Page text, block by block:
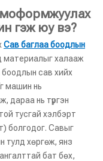
гэж юу вэ?
Сав баглаа боодлын
материалыг халааж
боодлын сав хийх
машин нь
дараа нь түргэн
тусгай хэлбэрт
болгодог. Савыг
тулд хөргөж, янз
бат бөх,